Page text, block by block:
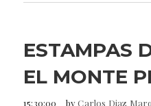
ESTAMPAS
EL MONTE
15:30:00 byCarlos Diaz